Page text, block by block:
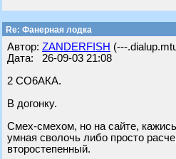
Re: Фанерная лодка
Автор: ZANDERFISH (---
Дата: 26-09-03 21:08
2 СО6АКА.
В догонку.
Смех-смехом, но на сайте,
умная сволочь либо просто
второстепенный.